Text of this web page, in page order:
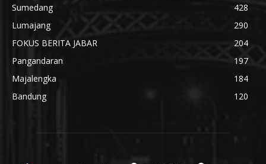
Sumedang
428
Lumajang
290
FOKUS BERITA JABAR
204
Pangandaran
197
Majalengka
184
Bandung
120